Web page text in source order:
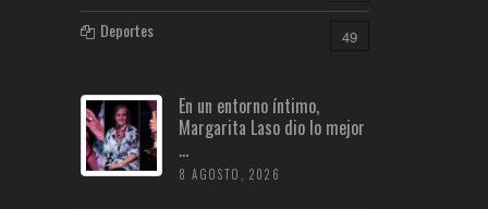
Deportes 49
En un entorno íntimo,
Margarita Laso dio lo mejor
...
8 AGOSTO, 2026